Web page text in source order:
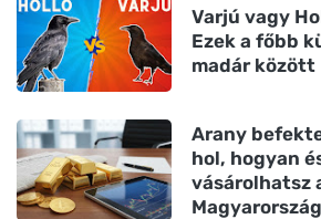
Varjú vagy
Ezek a főbb
madár között
Arany
hol, hogyan
vásárolhatsz